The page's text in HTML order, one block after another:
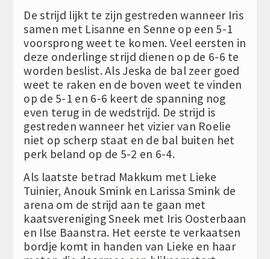
De strijd lijkt te zijn gestreden wanneer Iris
samen met Lisanne en Senne op een 5-1
voorsprong weet te komen. Veel eersten in
deze onderlinge strijd dienen op de 6-6 te
worden beslist. Als Jeska de bal zeer goed
weet te raken en de boven weet te vinden
op de 5-1 en 6-6 keert de spanning nog
even terug in de wedstrijd. De strijd is
gestreden wanneer het vizier van Roelie
niet op scherp staat en de bal buiten het
perk beland op de 5-2 en 6-4.
Als laatste betrad Makkum met Lieke
Tuinier, Anouk Smink en Larissa Smink de
arena om de strijd aan te gaan met
kaatsvereniging Sneek met Iris Oosterbaan
en Ilse Baanstra. Het eerste te verkaatsen
bordje komt in handen van Lieke en haar